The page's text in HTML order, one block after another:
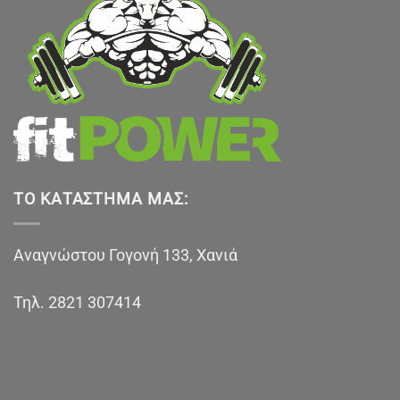
ΤΟ ΚΑΤΆΣΤΗΜΑ ΜΑΣ:
Αναγνώστου Γογονή 133, Χανιά
Τηλ. 2821 307414